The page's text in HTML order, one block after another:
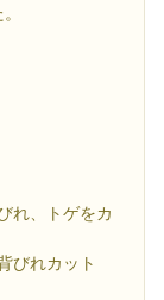
れ、トゲをカ
びれカット